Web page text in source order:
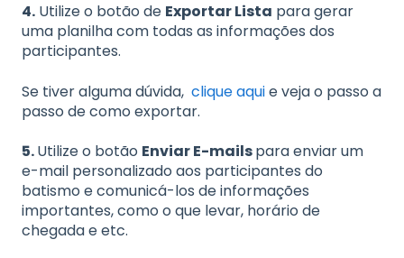
4. Utilize o botão de Exportar Lista para gerar
uma planilha com todas as informações dos
participantes.
Se tiver alguma dúvida, clique aquie veja o passo a
passo de como exportar.
5.Utilize o botão Enviar E-mailspara enviar um
e-mail personalizado aos participantes do
batismo e comunicá-los de informações
importantes, como o que levar, horário de
chegada e etc.